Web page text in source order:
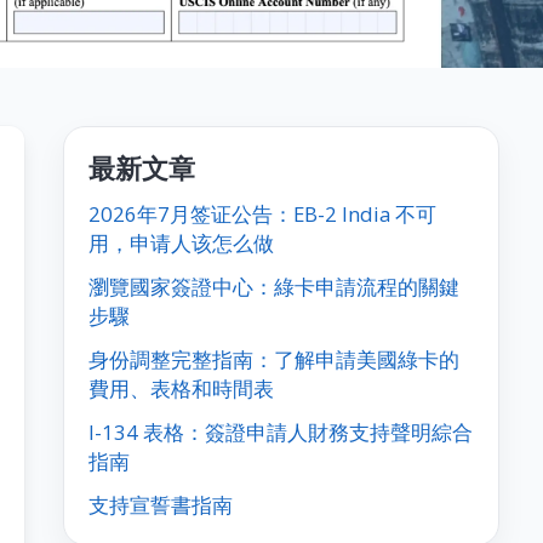
最新文章
2026年7月签证公告：EB-2 India 不可
用，申请人该怎么做
瀏覽國家簽證中心：綠卡申請流程的關鍵
步驟
身份調整完整指南：了解申請美國綠卡的
費用、表格和時間表
I-134 表格：簽證申請人財務支持聲明綜合
指南
支持宣誓書指南